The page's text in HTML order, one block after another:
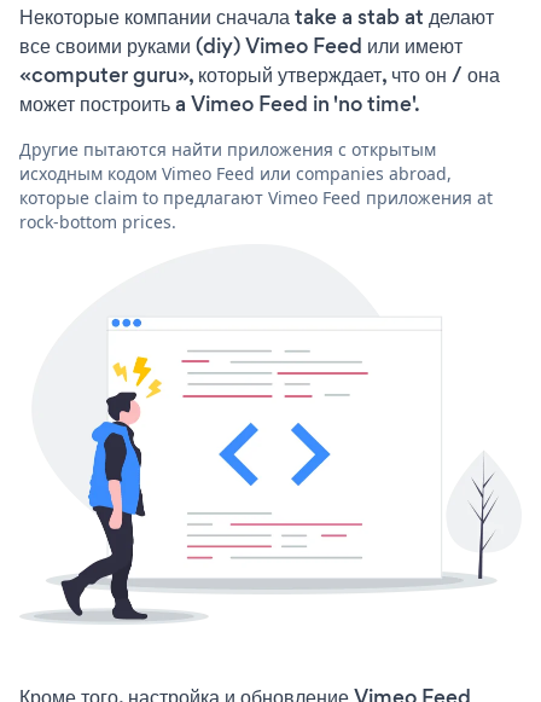
Некоторые компании сначала take a stab at делают
все своими руками (diy) Vimeo Feed или имеют
«computer guru», который утверждает, что он / она
может построить a Vimeo Feed in 'no time'.
Другие пытаются найти приложения с открытым
исходным кодом Vimeo Feed или companies abroad,
которые claim to предлагают Vimeo Feed приложения at
rock-bottom prices.